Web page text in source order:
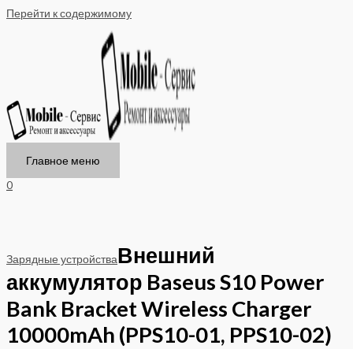
Перейти к содержимому
Главное меню
0
Зарядные устройстваВнешний
аккумулятор Baseus S10 Power
Bank Bracket Wireless Charger
10000mAh (PPS10-01, PPS10-02)